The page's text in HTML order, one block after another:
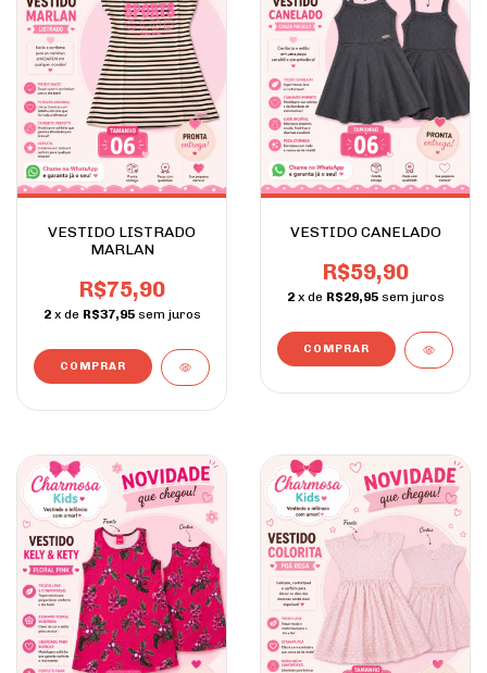
VESTIDO LISTRADO
MARLAN
R$75,90
2 x de R$37,95 sem juros
COMPRAR
VESTIDO CANELADO
R$59,90
2 x de R$29,95 sem juros
COMPRAR